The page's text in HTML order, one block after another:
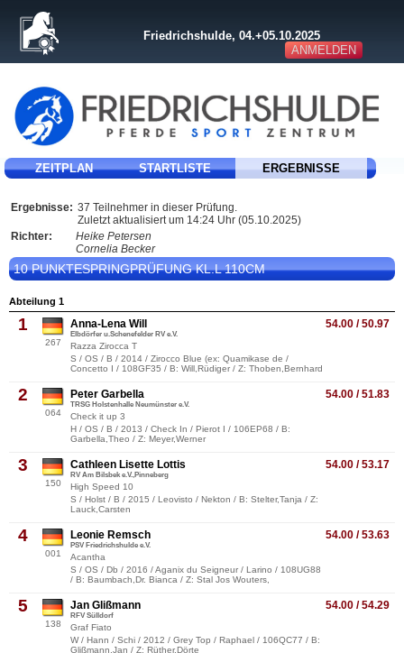
ANMELDEN
Friedrichshulde, 04.+05.10.2025
ZEITPLAN STARTLISTE ERGEBNISSE
Ergebnisse: 37 Teilnehmer in dieser Prüfung.
Zuletzt aktualisiert um 14:24 Uhr (05.10.2025)
Richter:
Heike Petersen
Cornelia Becker
10 PUNKTESPRINGPRÜFUNG KL.L 110CM
Abteilung 1
1
267
54.00 / 50.97
Anna-Lena Will
Elbdörfer u.Schenefelder RV e.V.
Razza Zirocca T
S / OS / B / 2014 / Zirocco Blue (ex: Quamikase de /
Concetto I / 108GF35 / B: Will,Rüdiger / Z: Thoben,Bernhard
2
064
54.00 / 51.83
Peter Garbella
TRSG Holstenhalle Neumünster e.V.
Check it up 3
H / OS / B / 2013 / Check In / Pierot I / 106EP68 / B:
Garbella,Theo / Z: Meyer,Werner
3
150
54.00 / 53.17
Cathleen Lisette Lottis
RV Am Bilsbek e.V.,Pinneberg
High Speed 10
S / Holst / B / 2015 / Leovisto / Nekton / B: Stelter,Tanja / Z:
Lauck,Carsten
4
001
54.00 / 53.63
Leonie Remsch
PSV Friedrichshulde e.V.
Acantha
S / OS / Db / 2016 / Aganix du Seigneur / Larino / 108UG88
/ B: Baumbach,Dr. Bianca / Z: Stal Jos Wouters,
5
138
54.00 / 54.29
Jan Glißmann
RFV Sülldorf
Graf Fiato
W / Hann / Schi / 2012 / Grey Top / Raphael / 106QC77 / B:
Glißmann,Jan / Z: Rüther,Dörte